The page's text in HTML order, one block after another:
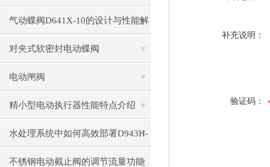
绍及使用注意事项
气动蝶阀D641X-10的设计与性能解
密
对夹式软密封电动蝶阀
电动闸阀
精小型电动执行器性能特点介绍
水处理系统中如何高效部署D943H-
16C电动蝶阀？
不锈钢电动截止阀的调节流量功能
补充说明：
验证码：